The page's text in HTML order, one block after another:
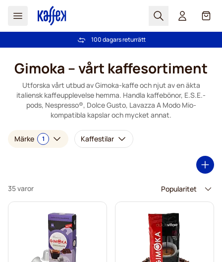
Sök Cart
Fri frakt över 499 kr
PrisGaranti - alltid bra priser!
100 dagars returrätt
Vi har mer än 2,000,000 trogna kunder
Gimoka – vårt kaffesortiment
Utforska vårt utbud av Gimoka-kaffe och njut av en äkta
italiensk kaffeupplevelse hemma. Handla kaffebönor, E.S.E.-
pods, Nespresso®, Dolce Gusto, Lavazza A Modo Mio-
kompatibla kapslar och mycket annat.
Märke 1 Kaffestilar
35 varor